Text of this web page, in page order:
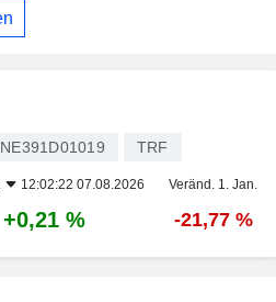
TRF
12:02:22 07.08.2026 Veränd. 1. Jan.
+0,21 % -21,77 %